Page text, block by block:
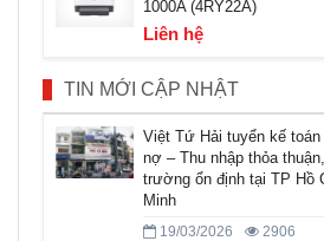
1000A (4RY22A)
Liên hệ
TIN MỚI CẬP NHẬT
Việt Tứ Hải tuyển kế toán
nợ – Thu nhập thỏa
trường ổn định tại TP Hồ
Minh
19/03/2026 2906